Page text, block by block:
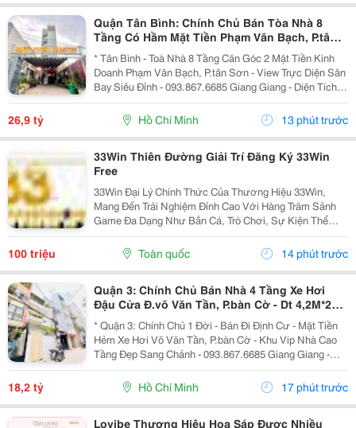
Quận Tân Bình: Chính Chủ Bán Tòa Nhà 8
Tầng Có Hầm Mặt Tiền Phạm Văn Bạch, P.tân
Sơn- View Trực Diện Ngắm Máy Bay Đỉnh- Dt
* Tân Bình - Toà Nhà 8 Tầng Căn Góc 2 Mặt Tiền Kinh
Doanh Phạm Văn Bạch, P.tân Sơn - View Trực Diện Sân
Bay Siêu Đỉnh - 093.867.6685 Giang Giang - Diện Tích:
88,4M2 - Ngang 7,5M * 21M. - Kết Cấu: 1 Hầm - 1 Lửng -
6 Tầng - Sân Thượng - Thang Máy...
26,9 tỷ Hồ Chí Minh 13 phút trước
33Win Thiên Đường Giải Trí Đăng Ký 33Win
Free
33Win Đại Lý Chính Thức Của Thương Hiệu 33Win,
Mang Đến Trải Nghiệm Đỉnh Cao Với Hàng Trăm Sảnh
Game Đa Dạng Như Bắn Cá, Trò Chơi, Sự Kiện Thể
Thao, Xổ Số, Game Bài Và Hơn Thế Nữa. Người Chơi
Còn Nhận Được Nhiều Ưu Đãi Hấp Dẫn Và Phần
Thưởng Giá Trị....
100 triệu Toàn quốc 14 phút trước
Quận 3: Chính Chủ Bán Nhà 4 Tầng Xe Hơi
Đậu Cửa Đ.võ Văn Tần, P.bàn Cờ - Dt 4,2M*22M
Sh Vuông Đẹp - Giá Chào Tốt Chỉ 18,2T-
* Quận 3: Chính Chủ 1 Đời - Bán Đi Định Cư - Mặt Tiền
Hẻm Xe Hơi Võ Văn Tần, P.bàn Cờ - Khu Vip Nhà Cao
Tầng Đẹp Sang Chảnh - 093.867.6685 Giang Giang -
Diện Tích: 82M2 - Ngang 3,8M Nở Hậu 4,2M * 22M. -
Kết Cấu: 4 Tầng - Sân Thượng - 4Pn - 5Wc. -...
18,2 tỷ Hồ Chí Minh 17 phút trước
Lovibe Thương Hiệu Hoa Sáp Được Nhiều